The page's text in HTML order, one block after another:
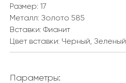
Размер: 17
Металл: Золото 585
Вставки: Фианит
Цвет вставки: Черный, Зеленый
Параметры: